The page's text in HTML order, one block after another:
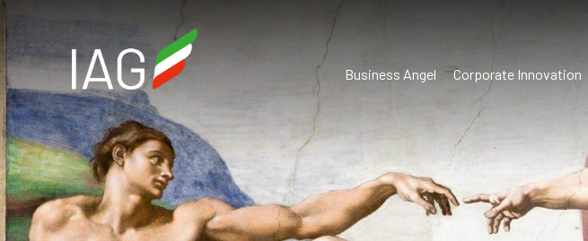
Business Angel Corporate Innovation